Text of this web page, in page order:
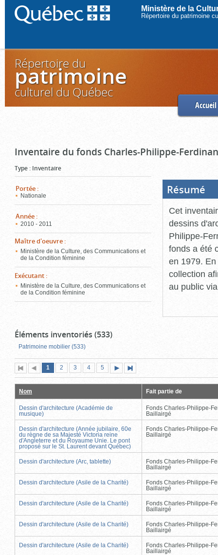
Ministère de la
Répertoire du patrimoine
Répertoire du
patrimoine
culturel du Québec
Accueil
Inventaire du fonds Charles-Philippe-
Type : Inventaire
Portée :
Nationale
Année :
2010 - 2011
Maître d'oeuvre :
Ministère de la Culture, des Communications et
de la Condition féminine
Exécutant :
Ministère de la Culture, des Communications et
de la Condition féminine
Résumé
Cet
dessins
Philippe-
fonds a été
en 1979.
collection
au public
Éléments inventoriés (533)
Patrimoine mobilier (533)
Première
page
Page
précédente
Page
1 (page
actuelle)
Page
2 Page
3 Page
4 Page
5
suivante
page
Nom Fait partie de
Dessin d'architecture (Académie de
musique)
Fonds Charles-Philippe-
Baillairgé
Dessin d'architecture (Année jubilaire, 60e
du règne de sa Majesté Victoria reine
d'Angleterre et du Royaume Unie. Le pont
proposé sur le St. Laurent devant Québec)
Fonds Charles-Philippe-
Baillairgé
Dessin d'architecture (Arc, tablette)
Fonds Charles-Philippe-
Baillairgé
Dessin d'architecture (Asile de la Charité)
Fonds Charles-Philippe-
Baillairgé
Dessin d'architecture (Asile de la Charité)
Fonds Charles-Philippe-
Baillairgé
Dessin d'architecture (Asile de la Charité)
Fonds Charles-Philippe-
Baillairgé
Dessin d'architecture (Asile de la Charité)
Fonds Charles-Philippe-
Baillairgé